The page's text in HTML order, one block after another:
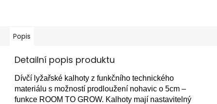
Popis
Detailní popis produktu
Dívčí lyžařské kalhoty z funkčního technického
materiálu s možností prodloužení nohavic o 5cm –
funkce ROOM TO GROW. Kalhoty mají nastavitelný